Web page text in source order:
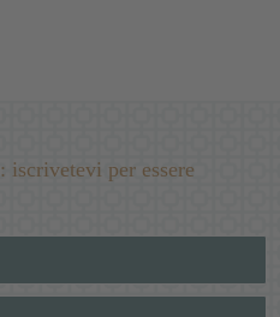
iscrivetevi per essere